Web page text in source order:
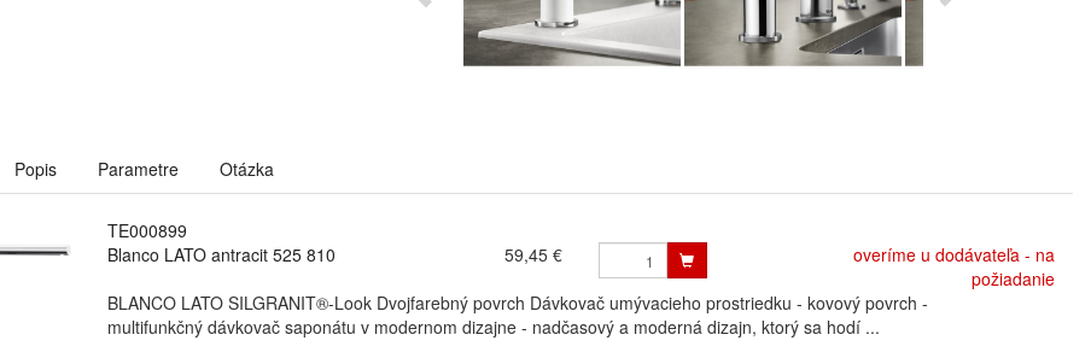
Popis Parametre Otázka
TE000899
Blanco LATO antracit 525 810
59,45 €
overíme u dodávateľa - na
požiadanie
BLANCO LATO SILGRANIT®-Look Dvojfarebný povrch Dávkovač umývacieho prostriedku - kovový povrch -
multifunkčný dávkovač saponátu v modernom dizajne - nadčasový a moderná dizajn, ktorý sa hodí ...